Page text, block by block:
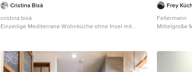
Cristina Bisà
cristina bisà
Einzeilige Mediterrane Wohnküche ohne Insel mit
Elektrogeräten mit Frontblende, Terrakottaboden,
orangem Boden und beiger Arbeitsplatte in Rom
Frey
Fellermann
Mittelgroße